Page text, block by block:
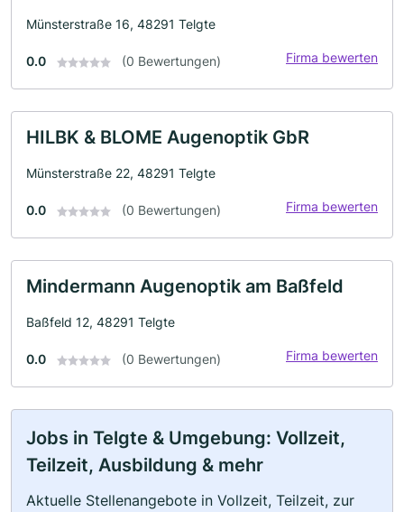
Münsterstraße 16, 48291 Telgte
0.0 (0 Bewertungen) Firma bewerten
HILBK & BLOME Augenoptik GbR
Münsterstraße 22, 48291 Telgte
0.0 (0 Bewertungen) Firma bewerten
Mindermann Augenoptik am Baßfeld
Baßfeld 12, 48291 Telgte
0.0 (0 Bewertungen) Firma bewerten
Jobs in Telgte & Umgebung: Vollzeit,
Teilzeit, Ausbildung & mehr
Aktuelle Stellenangebote in Vollzeit, Teilzeit, zur